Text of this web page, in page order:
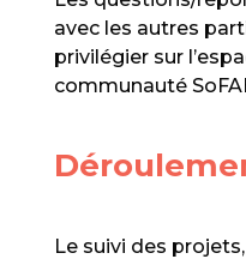
avec les autres
privilégier sur
communauté
Le suivi des